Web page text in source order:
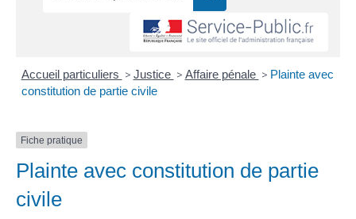
Accueil particuliers > Justice > Affaire pénale > Plainte avec
constitution de partie civile
Fiche pratique
Plainte avec constitution de partie
civile